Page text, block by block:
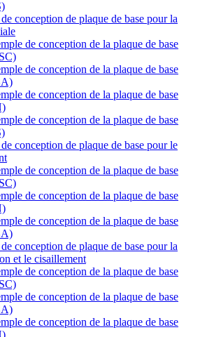
conception de plaque de base pour la
de conception de la plaque de base
de conception de la plaque de base
de conception de la plaque de base
de conception de la plaque de base
conception de plaque de base pour le
de conception de la plaque de base
de conception de la plaque de base
de conception de la plaque de base
conception de plaque de base pour la
et le cisaillement
de conception de la plaque de base
de conception de la plaque de base
de conception de la plaque de base